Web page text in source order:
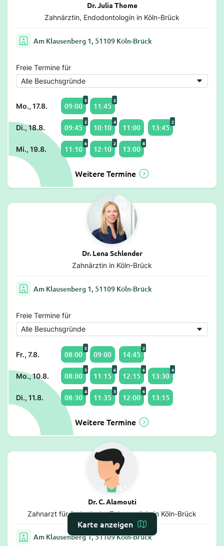
Dr. Julia Thome
Zahnärztin, Endodontologin in Köln-Brück
Am Klausenberg 1, 51109 Köln-Brück
Freie Termine für
Mo., 17.8. 09:00
5
11:45
2
Di., 18.8. 09:45
2
10:10
4
11:00 13:45
2
Mi., 19.8. 11:10
6
12:10
2
13:00
8
Weitere Termine
Dr. Lena Schlender
Zahnärztin in Köln-Brück
Am Klausenberg 1, 51109 Köln-Brück
Freie Termine für
Fr., 7.8. 08:00
5
09:00 14:45
2
Mo., 10.8. 08:00
5
11:15
6
12:15
6
13:30
4
Di., 11.8. 08:30
4
11:35
3
12:00
6
13:15
Weitere Termine
Dr. C. Alamouti
Zahnarzt für ästhetische Zahnmedizin in Köln-Brück
Am Klausenberg 1, 51109 Köln-Brück
Karte anzeigen